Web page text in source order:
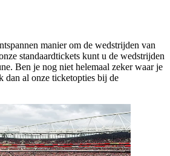
manier om de wedstrijden van
standaardtickets kunt u de wedstrijden
Ben je nog niet helemaal zeker waar je
dan al onze ticketopties bij de